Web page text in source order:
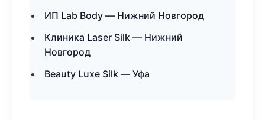
ИП Lab Body — Нижний Новгород
Клиника Laser Silk — Нижний
Новгород
Beauty Luxe Silk — Уфа